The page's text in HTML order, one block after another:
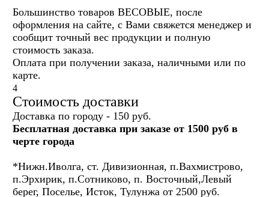
Большинство товаров ВЕСОВЫЕ, после
оформления на сайте, с Вами свяжется менеджер и
сообщит точный вес продукции и полную
стоимость заказа.
Оплата при получении заказа, наличными или по
карте.
4
Стоимость доставки
Доставка по городу - 150 руб.
Бесплатная доставка при заказе от 1500 руб в
черте города
*Нижн.Иволга, ст. Дивизионная, п.Вахмистрово,
п.Эрхирик, п.Сотниково, п. Восточный,Левый
берег, Поселье, Исток, Тулунжа от 2500 руб.